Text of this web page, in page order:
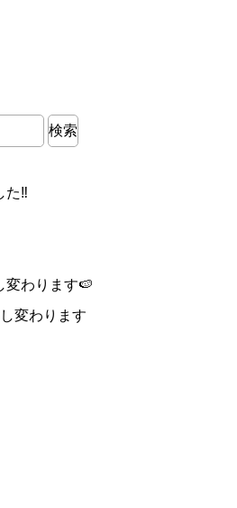
た‼
変わります🍉
変わります